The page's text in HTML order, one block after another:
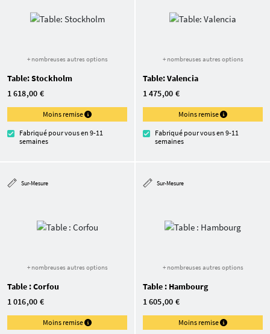
+ nombreuses autres options
Table: Stockholm
1 618,00 €
Moins remise
Fabriqué pour vous en 9-11
semaines
+ nombreuses autres options
Table: Valencia
1 475,00 €
Moins remise
Fabriqué pour vous en 9-11
semaines
Sur-Mesure
+ nombreuses autres options
Table : Corfou
1 016,00 €
Moins remise
Sur-Mesure
+ nombreuses autres options
Table : Hambourg
1 605,00 €
Moins remise